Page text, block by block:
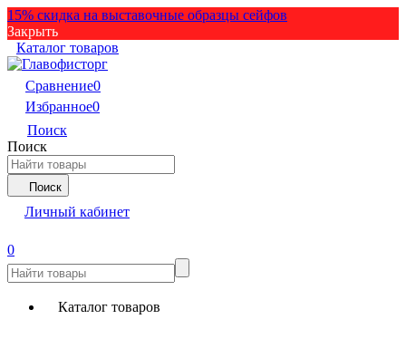
15% скидка на выставочные образцы сейфов
Закрыть
Каталог товаров
Сравнение0
Избранное0
Поиск
Поиск
Поиск
Личный кабинет
0
Каталог товаров